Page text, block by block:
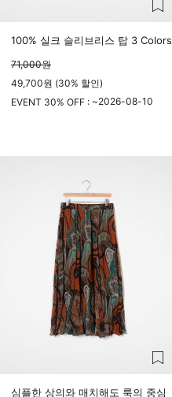
100% 실크 슬리브리스 탑 3 Colors
71,000원
49,700원 (30% 할인)
EVENT 30% OFF : ~2026-08-10
심플한 상의와 매치해도 룩의 중심